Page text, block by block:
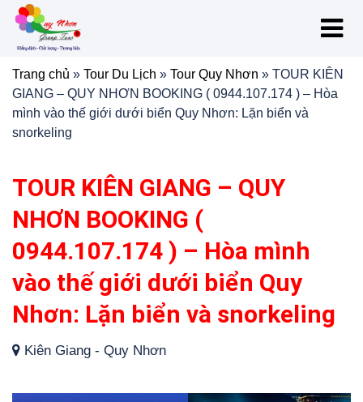
Trang chủ » Tour Du Lịch » Tour Quy Nhơn » TOUR KIÊN
GIANG – QUY NHƠN BOOKING ( 0944.107.174 ) – Hòa
mình vào thế giới dưới biển Quy Nhơn: Lặn biển và
snorkeling
TOUR KIÊN GIANG – QUY
NHƠN BOOKING (
0944.107.174 ) – Hòa mình
vào thế giới dưới biển Quy
Nhơn: Lặn biển và snorkeling
Kiên Giang - Quy Nhơn